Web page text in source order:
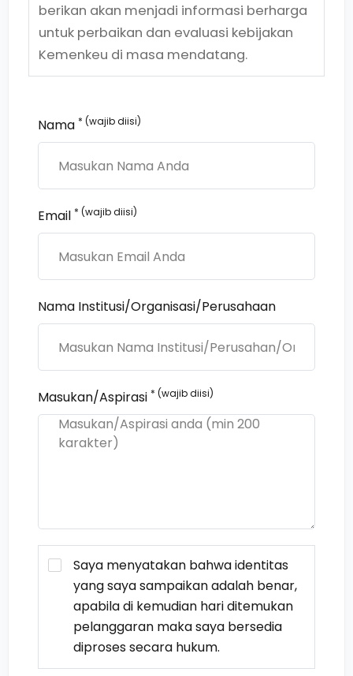
berikan akan menjadi informasi berharga
untuk perbaikan dan evaluasi kebijakan
Kemenkeu di masa mendatang.
Nama * (wajib diisi)
Email * (wajib diisi)
Nama Institusi/Organisasi/Perusahaan
Masukan/Aspirasi * (wajib diisi)
Saya menyatakan bahwa identitas
yang saya sampaikan adalah benar,
apabila di kemudian hari ditemukan
pelanggaran maka saya bersedia
diproses secara hukum.